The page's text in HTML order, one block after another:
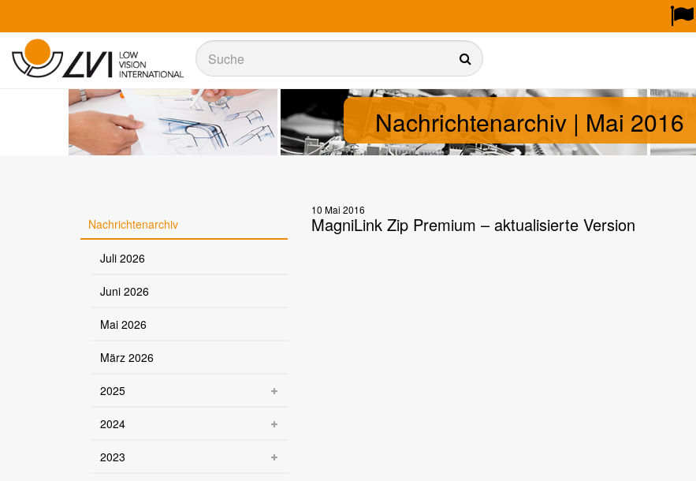
Suche
Nachrichtenarchiv | Mai 2016
Nachrichtenarchiv
Juli 2026
Juni 2026
Mai 2026
März 2026
2025
2024
2023
10 Mai 2016
MagniLink Zip Premium – aktualisierte Version